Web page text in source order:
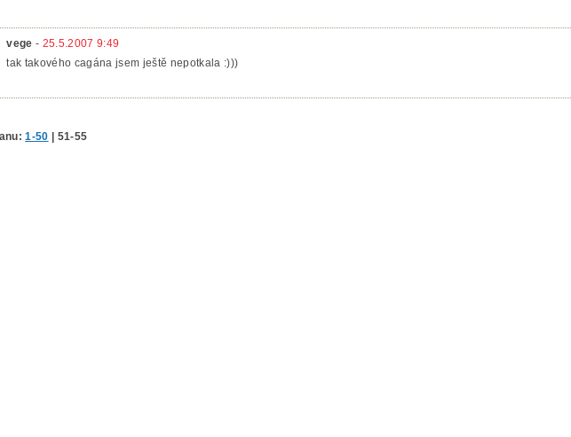
vege - 25.5.2007 9:49
tak takového cagána jsem ještě nepotkala :)))
1-50 51-55